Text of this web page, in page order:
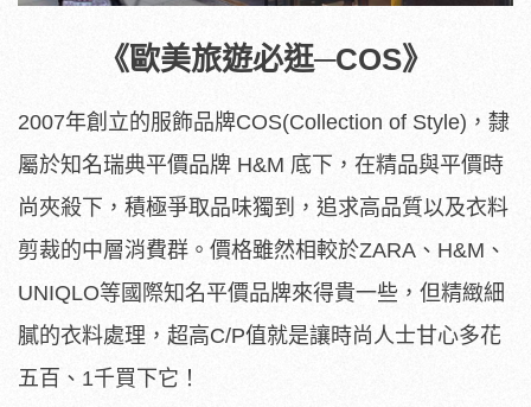
《歐美旅遊必逛─COS》
2007年創立的服飾品牌COS(Collection of Style) ，隸
屬於知名瑞典平價品牌 H&M 底下，在精品與平價時
尚夾殺下，積極爭取品味獨到，追求高品質以及衣料
剪裁的中層消費群。價格雖然相較於ZARA、H&M、
UNIQLO等國際知名平價品牌來得貴一些，但精緻細
膩的衣料處理，超高C/P值就是讓時尚人士甘心多花
五百、1千買下它！